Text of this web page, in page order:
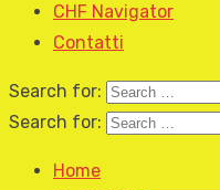
CHF Navigator
Contatti
Search for:
Search for:
Home